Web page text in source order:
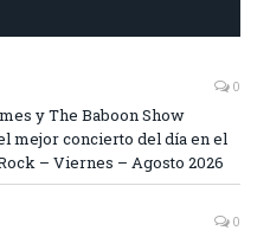
0
y The Baboon Show
mejor concierto del día en el
– Viernes – Agosto 2026
0